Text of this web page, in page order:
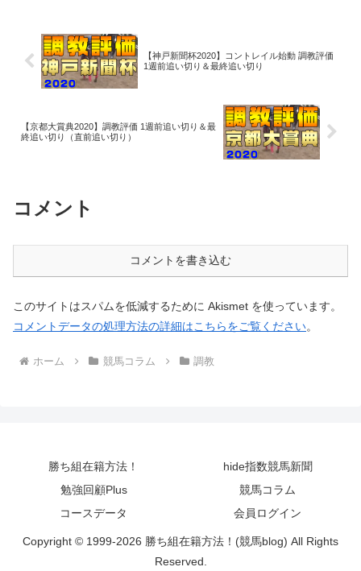
【神戸新聞杯2020】コントレイル始動 調教評価
1週前追い切り＆最終追い切り
【京都大賞典2020】調教評価 1週前追い切り＆最
終追い切り（直前追い切り）
コメント
コメントを書き込む
このサイトはスパムを低減するために Akismet を使っています。
コメントデータの処理方法の詳細はこちらをご覧ください。
ホーム 競馬コラム 調教
勝ち組在籍方法！
hide指数競馬新聞
勉強回顧Plus
競馬コラム
コースデータ
会員ログイン
Copyright © 1999-2026 勝ち組在籍方法！(競馬blog) All Rights
Reserved.